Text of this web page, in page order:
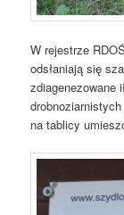
W rejestrze
odsłaniają się
zdiagenezowane
na tablicy